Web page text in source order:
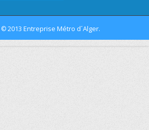
©2013 Entreprise Métro d´Alger.